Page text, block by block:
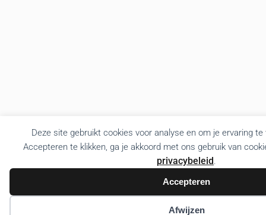
Deze site gebruikt cookies voor analyse en om je ervaring
Accepteren te klikken, ga je akkoord met ons gebruik van
privacybeleid.
Accepteren
Afwijzen